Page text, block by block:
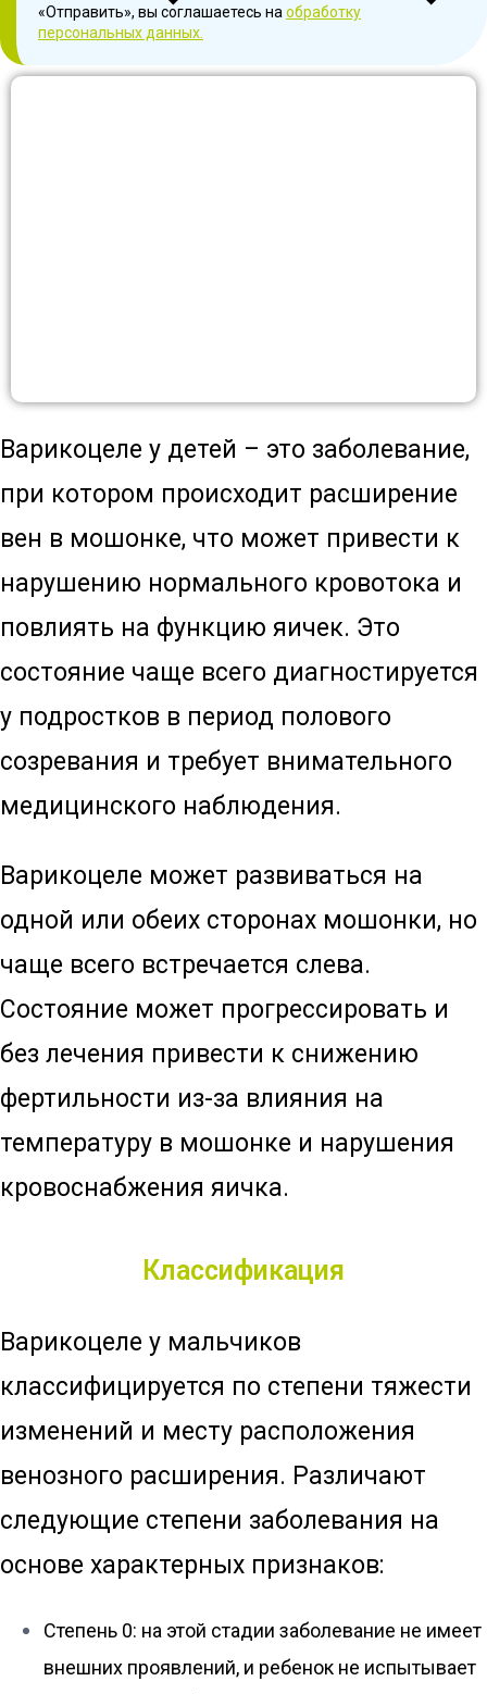
«Отправить», вы соглашаетесь на обработку
персональных данных.
Варикоцеле у детей – это заболевание,
при котором происходит расширение
вен в мошонке, что может привести к
нарушению нормального кровотока и
повлиять на функцию яичек. Это
состояние чаще всего диагностируется
у подростков в период полового
созревания и требует внимательного
медицинского наблюдения.
Варикоцеле может развиваться на
одной или обеих сторонах мошонки, но
чаще всего встречается слева.
Состояние может прогрессировать и
без лечения привести к снижению
фертильности из-за влияния на
температуру в мошонке и нарушения
кровоснабжения яичка.
Классификация
Варикоцеле у мальчиков
классифицируется по степени тяжести
изменений и месту расположения
венозного расширения. Различают
следующие степени заболевания на
основе характерных признаков:
Степень 0: на этой стадии заболевание не имеет
внешних проявлений, и ребенок не испытывает